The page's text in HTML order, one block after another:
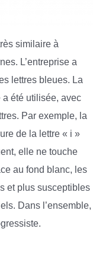
similaire à
L’entreprise a
lettres bleues. La
a été utilisée, avec
Par exemple, la
de la lettre « i »
elle ne touche
au fond blanc, les
et plus susceptibles
Dans l’ensemble,